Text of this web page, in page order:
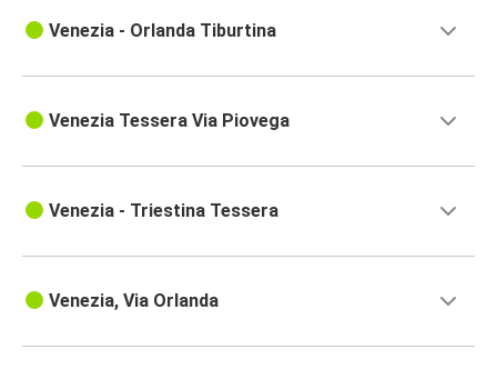
Venezia - Orlanda Tiburtina
Venezia Tessera Via Piovega
Venezia - Triestina Tessera
Venezia, Via Orlanda